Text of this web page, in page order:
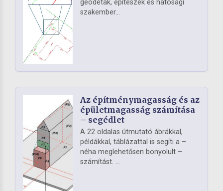
geodéták, építészek és hatósági
szakember...
Az építménymagasság és az
épületmagasság számítása
– segédlet
A 22 oldalas útmutató ábrákkal,
példákkal, táblázattal is segíti a –
néha meglehetősen bonyolult –
számítást. ...